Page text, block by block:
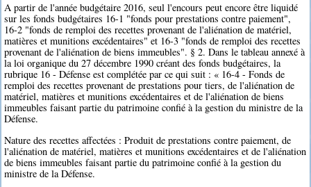
A partir de l'année budgétaire 2016, seul l'encours peut encore être liquidé
sur les fonds budgétaires 16-1 "fonds pour prestations contre paiement",
16-2 "fonds de remploi des recettes provenant de l'aliénation de matériel,
matières et munitions excédentaires" et 16-3 "fonds de remploi des recettes
provenant de l'aliénation de biens immeubles". § 2. Dans le tableau annexé à
la loi organique du 27 décembre 1990 créant des fonds budgétaires, la
rubrique 16 - Défense est complétée par ce qui suit : « 16-4 - Fonds de
remploi des recettes provenant de prestations pour tiers, de l'aliénation de
matériel, matières et munitions excédentaires et de l'aliénation de biens
immeubles faisant partie du patrimoine confié à la gestion du ministre de la
Défense.
Nature des recettes affectées : Produit de prestations contre paiement, de
l'aliénation de matériel, matières et munitions excédentaires et de l'aliénation
de biens immeubles faisant partie du patrimoine confié à la gestion du
ministre de la Défense.